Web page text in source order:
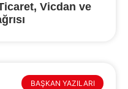
Vicdan ve
BAŞKAN YAZILARI